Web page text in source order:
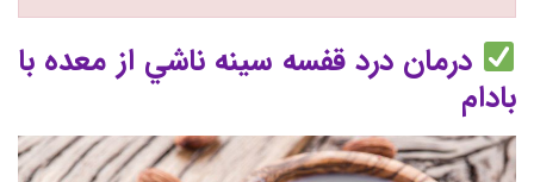
درمان درد قفسه سينه ناشي از معده با
بادام